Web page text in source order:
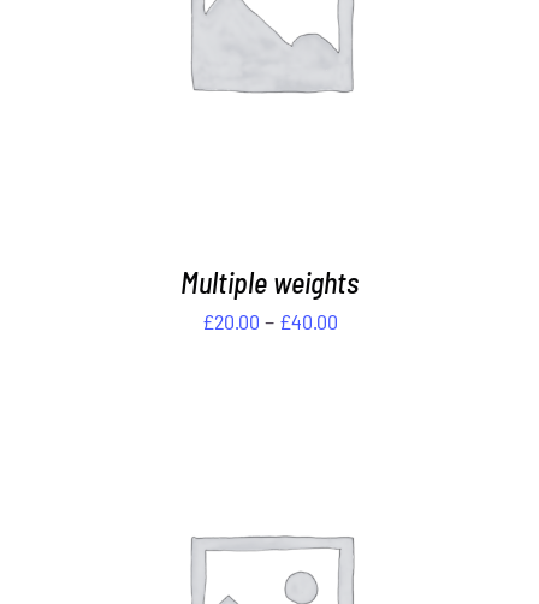
DETAILS
Multiple weights
£20.00 – £40.00Preisspanne: